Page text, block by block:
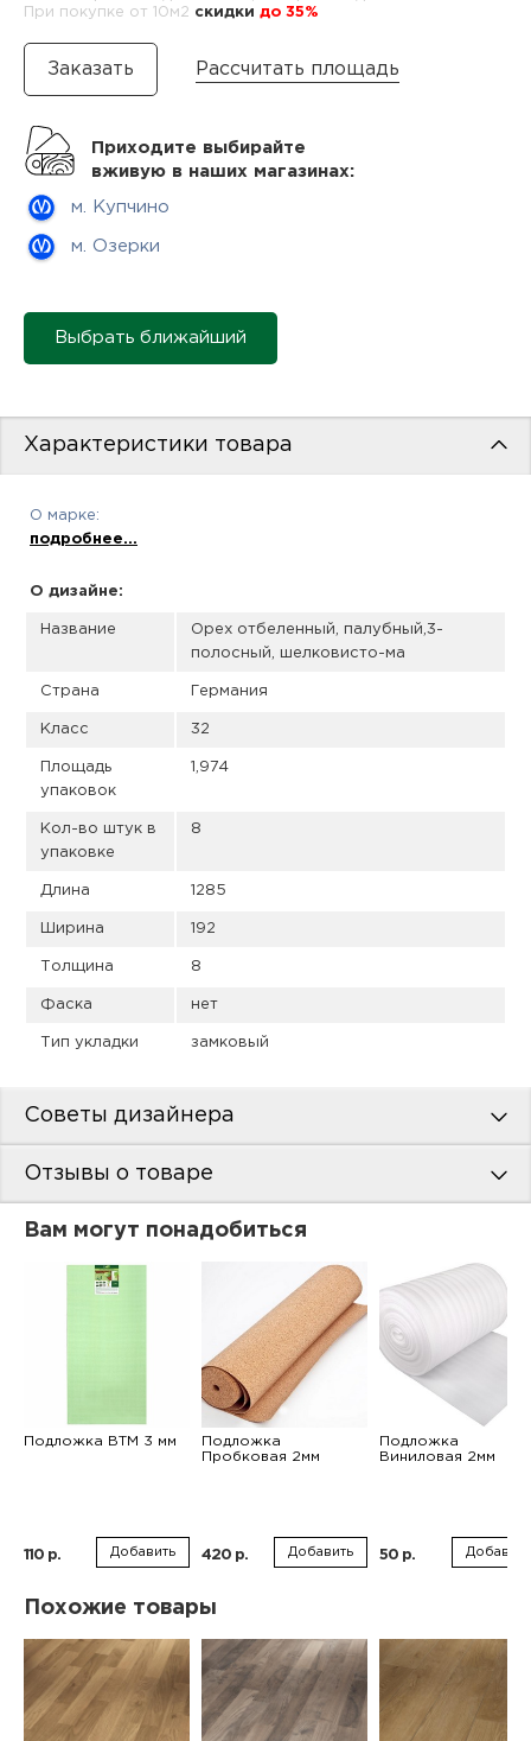
При покупке от 10м2 cкидки до 35%
Рассчитать площадь
Приходите выбирайте
вживую в наших магазинах:
м. Купчино
м. Озерки
Выбрать ближайший
Характеристики товара
О марке:
подробнее...
О дизайне:
Название
Орех отбеленный, палубный,3-
полосный, шелковисто-ма
Страна Германия
Класс 32
Площадь
упаковок
1,974
Кол-во штук в
упаковке
8
Длина 1285
Ширина 192
Толщина 8
Фаска нет
Тип укладки замковый
Советы дизайнера
Отзывы о товаре
Вам могут понадобиться
Подложка ВТМ 3 мм
110 р. Добавить
Подложка
Пробковая 2мм
420 р. Добавить
Подложка
Виниловая 2мм
50 р. Добавить
Похожие товары